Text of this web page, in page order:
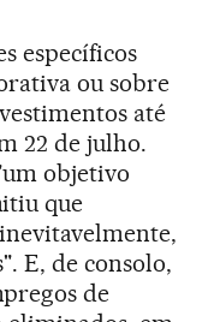
específicos
ou sobre
até
22 de julho.
objetivo
que
E, de consolo,
de